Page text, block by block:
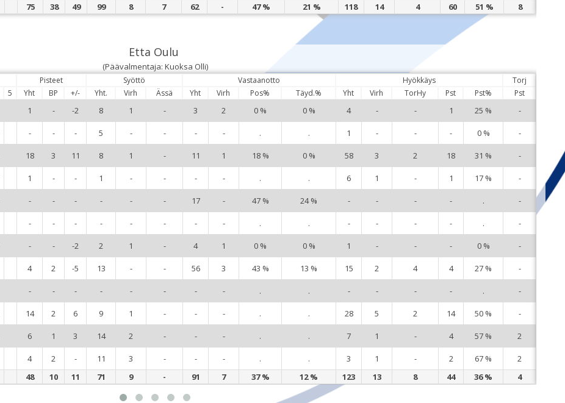
75 38 49 99 8 7 62 - 47 % 21 % 118 14 4 60 51 % 8
Etta Oulu
(Päävalmentaja: Kuoksa Olli)
Pisteet Syöttö Vastaanotto Hyökkäys
Torj
5 Yht BP +/- Yht. Virh Ässä Yht Virh Pos% Täyd.% Yht Virh TorHy Pst Pst% Pst
1 - -2 8 1 - 3 2 0 % 0 % 4 - - 1 25 % -
- - - 5 - - - - . . 1 - - - 0 % -
18 3 11 8 1 - 11 1 18 % 0 % 58 3 2 18 31 % -
1 - - 1 - - - - . . 6 1 - 1 17 % -
- - - - - - 17 - 47 % 24 % - - - - . -
- - - - - - - - . . - - - - . -
- - -2 2 1 - 4 1 0 % 0 % 1 - - - 0 % -
4 2 -5 13 - - 56 3 43 % 13 % 15 2 4 4 27 % -
- - - - - - - - . . - - - - . -
14 2 6 9 1 - - - . . 28 5 2 14 50 % -
6 1 3 14 2 - - - . . 7 1 - 4 57 % 2
4 2 - 11 3 - - - . . 3 1 - 2 67 %
2
48 10 11 71 9 - 91 7 37 % 12 % 123 13 8 44 36 % 4
6
8